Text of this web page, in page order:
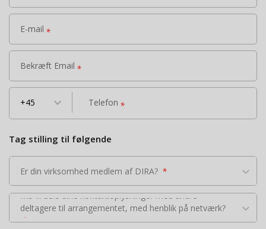
E-mail *
Bekræft Email *
+45 keyboard_arrow_down Telefon *
Tag stilling til følgende
Er din virksomhed medlem af DIRA? *
Må vi dele dine kontaktoplysninger med andre
deltagere til arrangementet, med henblik på netværk?
*